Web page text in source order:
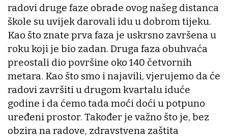
radovi druge faze obrade ovog našeg distanca
škole su uvijek darovali idu u dobrom tijeku.
Kao što znate prva faza je uskrsno završena u
roku koji je bio zadan. Druga faza obuhvaća
preostali dio površine oko 140 četvornih
metara. Kao što smo i najavili, vjerujemo da će
radovi završiti u drugom kvartalu iduće
godine i da ćemo tada moći doći u potpuno
uređeni prostor. Također je važno što je, bez
obzira na radove, zdravstvena zaštita